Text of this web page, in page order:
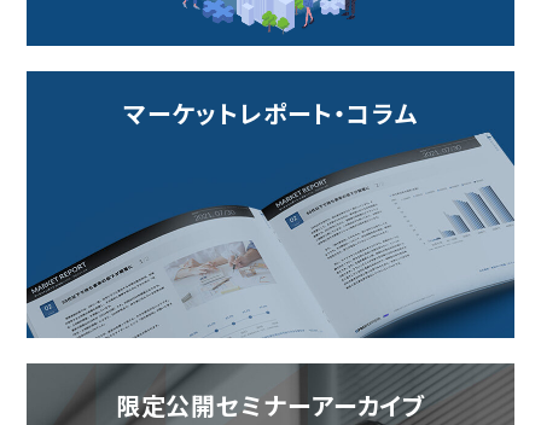
マーケットレポート・コラム
限定公開セミナーアーカイブ